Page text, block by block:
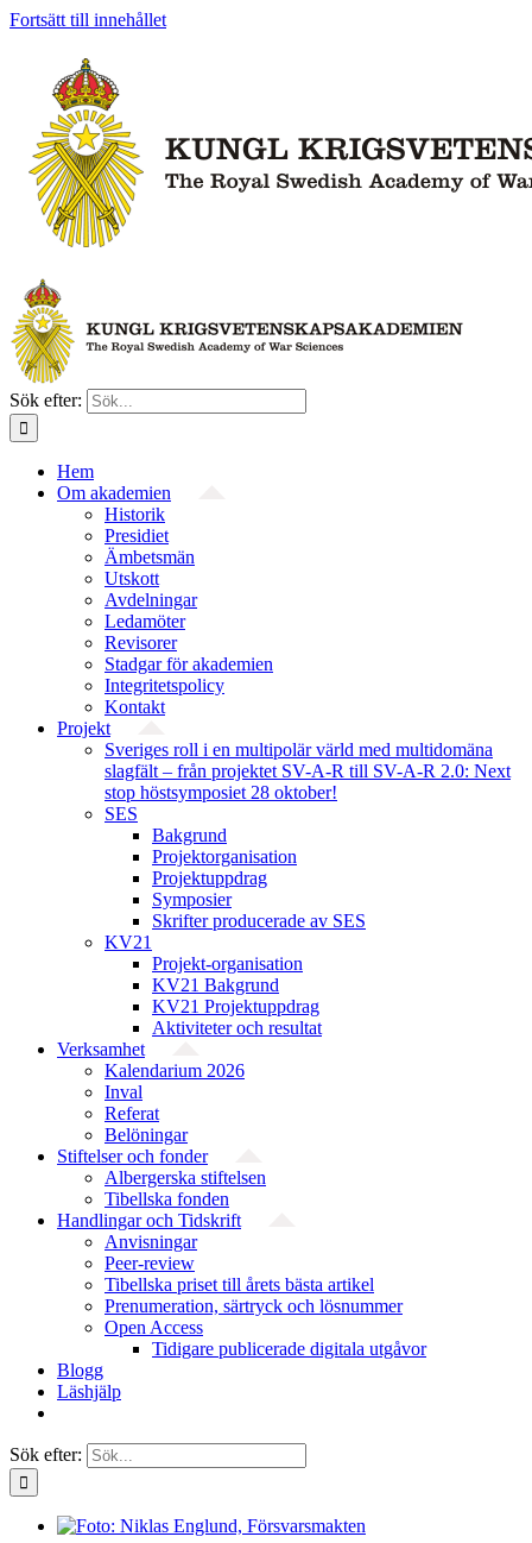
Fortsätt till innehållet
Sök efter:
Hem
Om akademien
Historik
Presidiet
Ämbetsmän
Utskott
Avdelningar
Ledamöter
Revisorer
Stadgar för akademien
Integritetspolicy
Kontakt
Projekt
Sveriges roll i en multipolär värld med multidomäna
slagfält – från projektet SV-A-R till SV-A-R 2.0: Next
stop höstsymposiet 28 oktober!
SES
Bakgrund
Projekt­organisation
Projektuppdrag
Symposier
Skrifter producerade av SES
KV21
Projekt-organisation
KV21 Bakgrund
KV21 Projektuppdrag
Aktiviteter och resultat
Verksamhet
Kalendarium 2026
Inval
Referat
Belöningar
Stiftelser och fonder
Albergerska stiftelsen
Tibellska fonden
Handlingar och Tidskrift
Anvisningar
Peer-review
Tibellska priset till årets bästa artikel
Prenumeration, särtryck och lösnummer
Open Access
Tidigare publicerade digitala utgåvor
Blogg
Läshjälp
Sök efter: